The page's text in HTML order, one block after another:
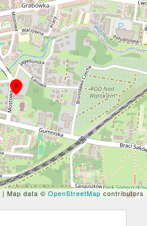
| Map data © OpenStreetMap contributors